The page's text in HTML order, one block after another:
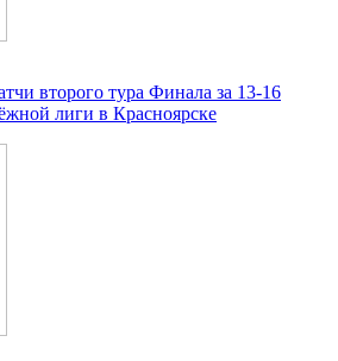
второго тура Финала за 13-16
лиги в Красноярске